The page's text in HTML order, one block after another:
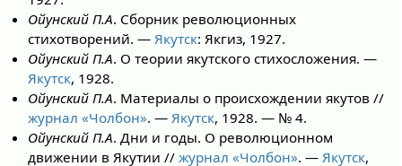
Ойунский П.А. Сборник революционных
стихотворений. —Якутск: Якгиз, 1927.
Ойунский П.А. О теории якутского стихосложения. —
Якутск, 1928.
Ойунский П.А. Материалы о происхождении якутов //
журнал «Чолбон». —Якутск, 1928. — № 4.
Ойунский П.А. Дни и годы. О революционном
движении в Якутии //журнал «Чолбон». —Якутск,